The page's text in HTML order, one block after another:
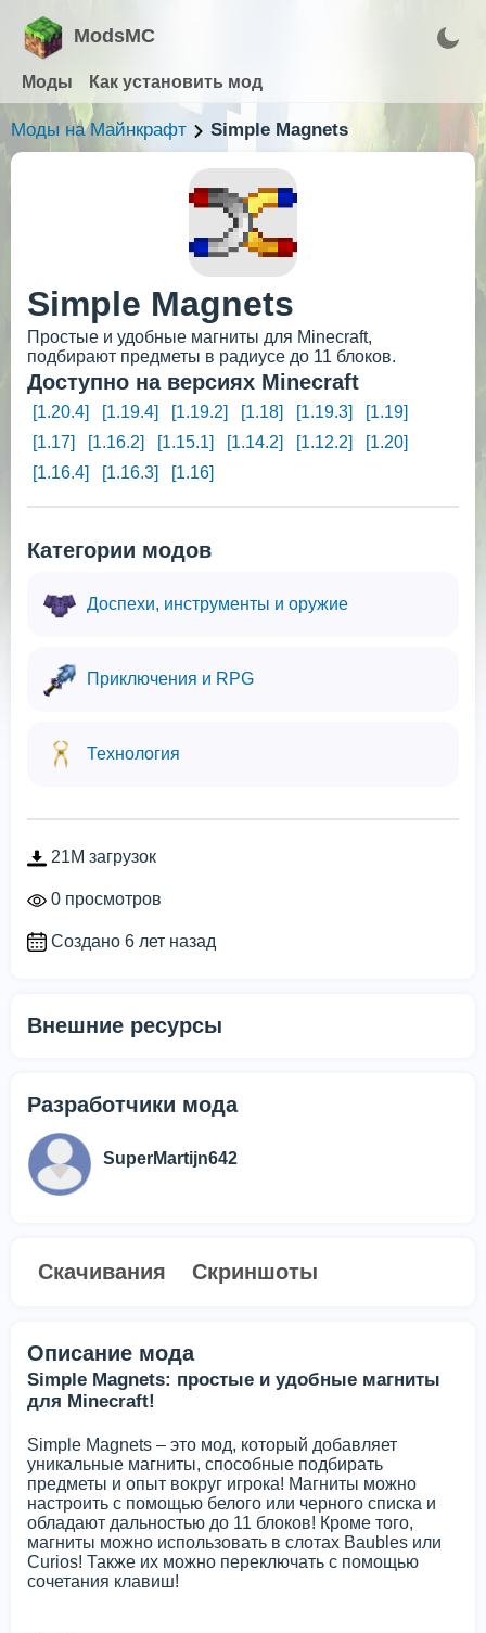
ModsMC
Моды Как установить мод
Моды на Майнкрафт Simple Magnets
Simple Magnets
Простые и удобные магниты для Minecraft,
подбирают предметы в радиусе до 11 блоков.
Доступно на версиях Minecraft
[1.20.4] [1.19.4] [1.19.2] [1.18] [1.19.3]
[1.19]
[1.17]
[1.16.2] [1.15.1] [1.14.2] [1.12.2]
[1.20]
[1.16.4]
[1.16.3] [1.16]
Категории модов
Доспехи, инструменты и оружие
Приключения и RPG
Технология
21M загрузок
0 просмотров
Создано 6 лет назад
Внешние ресурсы
Разработчики мода
SuperMartijn642
Скачивания Скриншоты
Описание мода
Simple Magnets: простые и удобные магниты
для Minecraft!
Simple Magnets – это мод, который добавляет
уникальные магниты, способные подбирать
предметы и опыт вокруг игрока! Магниты можно
настроить с помощью белого или черного списка и
обладают дальностью до 11 блоков! Кроме того,
магниты можно использовать в слотах Baubles или
Curios! Также их можно переключать с помощью
сочетания клавиш!